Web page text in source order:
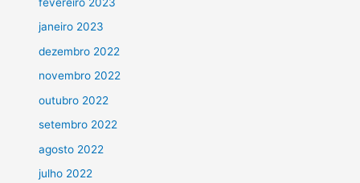
janeiro 2023
dezembro 2022
novembro 2022
outubro 2022
setembro 2022
agosto 2022
julho 2022